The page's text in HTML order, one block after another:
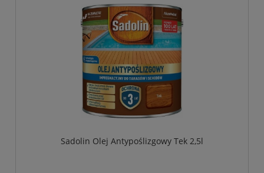
Sadolin Olej Antypoślizgowy Tek 2,5l